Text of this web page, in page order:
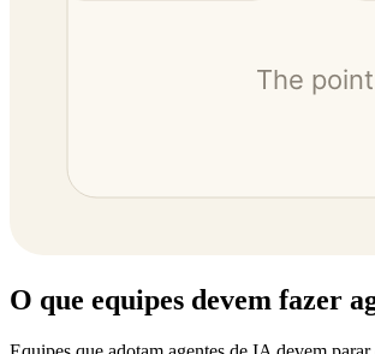
O que equipes devem fazer